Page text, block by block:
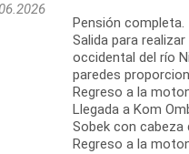
Pensión completa.
Salida para
occidental del río
paredes
Regreso a la
Llegada a Kom
Sobek con cabeza
Regreso a la